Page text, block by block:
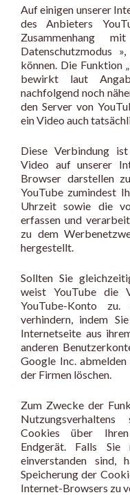
Auf einigen unserer
des Anbieters
Zusammenhang
Datenschutzmodus
können. Die Funktion
bewirkt laut
nachfolgend noch
den Server von
ein Video auch
Diese Verbindung
Video auf unserer
Browser darstellen
YouTube zumindest
Uhrzeit sowie die
erfassen und
zu dem
hergestellt.
Sollten Sie
weist YouTube die
YouTube-Konto
verhindern, indem
Internetseite aus
anderen
Google Inc.
der Firmen löschen.
Zum Zwecke der
Cookies über
Endgerät. Falls
einverstanden sind,
Speicherung der
Internet-Browsers zu